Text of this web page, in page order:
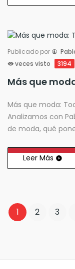
Publicado por
veces visto
3194
Más que moda:
Analizamos con
de moda, qué
Leer Más
1 2 3